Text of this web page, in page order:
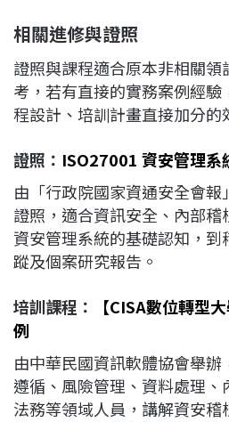
相關進修與證照
證照與課程適合原本非相關
考，若有直接的實務案例經
程設計、培訓計畫直接加分的
證照： ISO27001 資安管理系
由「行政院國家資通安全會
證照，適合資訊安全、內部
資安管理系統的基礎認知，到
蹤及個案研究報告。
培訓課程：
【CISA數位轉型
例
由中華民國資訊軟體協會舉
遵循、風險管理、資料處理
法務等領域人員，講解資安